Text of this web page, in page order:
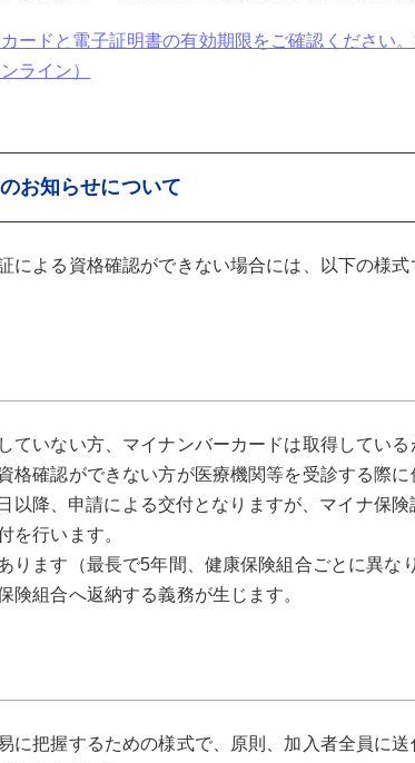
ードと電子証明書の有効期限をご確認ください
ライン）
お知らせについて
による資格確認ができない場合には、以下の様
ていない方、マイナンバーカードは取得してい
格確認ができない方が医療機関等を受診する際に
以降、申請による交付となりますが、マイナ保
を行います。
ります（最長で5年間、健康保険組合ごとに異な
険組合へ返納する義務が生じます。
に把握するための様式で、原則、加入者全員に